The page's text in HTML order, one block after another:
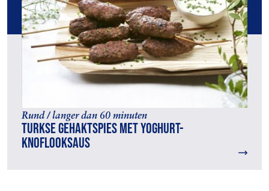
Rund / langer dan 60 minuten
Turkse gehaktspies met yoghurt-
knoflooksaus